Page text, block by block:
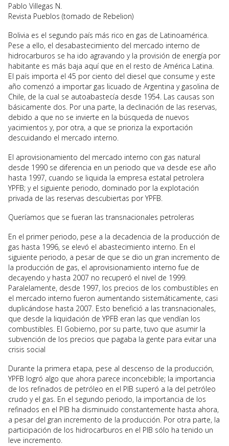
Pablo Villegas N.
Revista Pueblos (tomado de Rebelion)
Bolivia es el segundo país más rico en gas de Latinoamérica.
Pese a ello, el desabastecimiento del mercado interno de
hidrocarburos se ha ido agravando y la provisión de energía por
habitante es más baja aquí que en el resto de América Latina.
El país importa el 45 por ciento del diesel que consume y este
año comenzó a importar gas licuado de Argentina y gasolina de
Chile, de la cual se autoabastecía desde 1954. Las causas son
básicamente dos. Por una parte, la declinación de las reservas,
debido a que no se invierte en la búsqueda de nuevos
yacimientos y, por otra, a que se prioriza la exportación
descuidando el mercado interno.
El aprovisionamiento del mercado interno con gas natural
desde 1990 se diferencia en un periodo que va desde ese año
hasta 1997, cuando se liquida la empresa estatal petrolera
YPFB; y el siguiente periodo, dominado por la explotación
privada de las reservas descubiertas por YPFB.
Queríamos que se fueran las transnacionales petroleras
En el primer periodo, pese a la decadencia de la producción de
gas hasta 1996, se elevó el abastecimiento interno. En el
siguiente periodo, a pesar de que se dio un gran incremento de
la producción de gas, el aprovisionamiento interno fue de
decayendo y hasta 2007 no recuperó el nivel de 1999.
Paralelamente, desde 1997, los precios de los combustibles en
el mercado interno fueron aumentando sistemáticamente, casi
duplicándose hasta 2007. Esto benefició a las transnacionales,
que desde la liquidación de YPFB eran las que vendían los
combustibles. El Gobierno, por su parte, tuvo que asumir la
subvención de los precios que pagaba la gente para evitar una
crisis social
Durante la primera etapa, pese al descenso de la producción,
YPFB logró algo que ahora parece inconcebible; la importancia
de los refinados de petróleo en el PIB superó a la del petróleo
crudo y el gas. En el segundo periodo, la importancia de los
refinados en el PIB ha disminuido constantemente hasta ahora,
a pesar del gran incremento de la producción. Por otra parte, la
participación de los hidrocarburos en el PIB sólo ha tenido un
leve incremento.